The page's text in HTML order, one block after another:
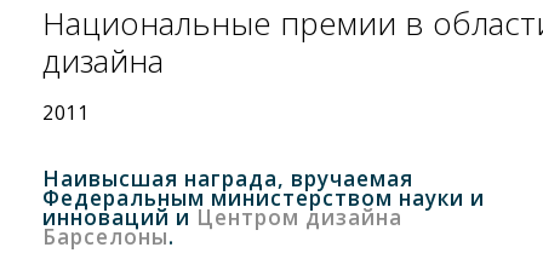
Национальные премии в
дизайна
2011
Наивысшая награда, вручаемая
Федеральным министерством науки и
инноваций и Центром дизайна
Барселоны.